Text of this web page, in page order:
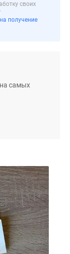
своих
получение
самых